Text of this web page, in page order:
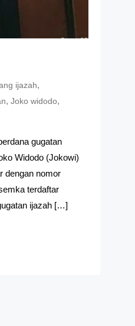
ijazah,
,Joko widodo,
gugatan
Widodo (Jokowi)
dengan nomor
terdaftar
ijazah […]